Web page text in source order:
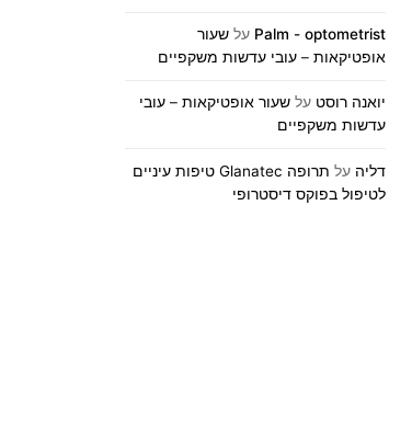
Palm - optometrist על שעור
אופטיקאות – עובי עדשות משקפיים
יואנה רוסט על שעור אופטיקאות – עובי
עדשות משקפיים
דליה על
תרופה Glanatec טיפות עיניים
לטיפול בפוקס דיסטרופי